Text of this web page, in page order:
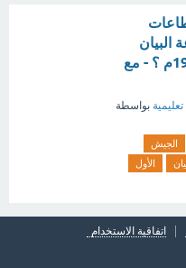
البيان
الأول لثورة 23 يوليو 1952م ؟ - مع
تعليمية بواسطة
الجيش
الأول
اتفاقية الاستخدام